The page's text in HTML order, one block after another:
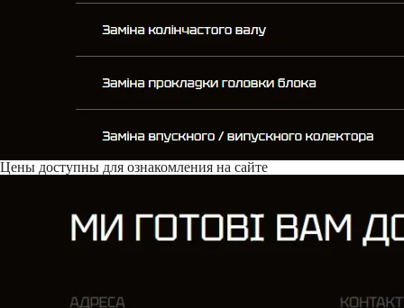
Цены доступны для ознакомления на сайте